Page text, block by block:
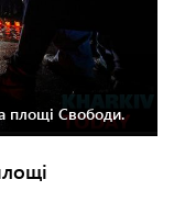
площі Свободи.